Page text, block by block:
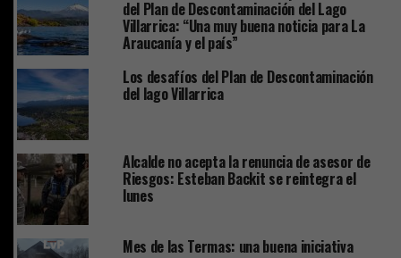
del Plan de Descontaminación del Lago
Villarrica: “Una muy buena noticia para La
Araucanía y el país”
Los desafíos del Plan de Descontaminación
del lago Villarrica
Alcalde no acepta la renuncia de asesor de
Riesgos: Esteban Backit se reintegra el
lunes
Mes de las Termas: una buena iniciativa